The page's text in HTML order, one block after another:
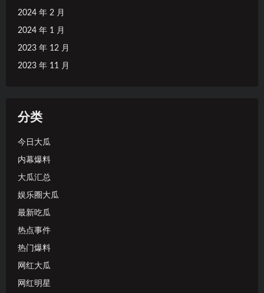
2024 年 2 月
2024 年 1 月
2023 年 12 月
2023 年 11 月
分类
今日大瓜
内幕爆料
大瓜汇总
娱乐圈大瓜
最新吃瓜
热点事件
热门爆料
网红大瓜
网红明星